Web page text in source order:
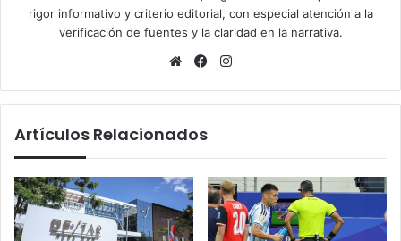
rigor informativo y criterio editorial, con especial atención a la
verificación de fuentes y la claridad en la narrativa.
Sitio
Facebook
Artículos Relacionados